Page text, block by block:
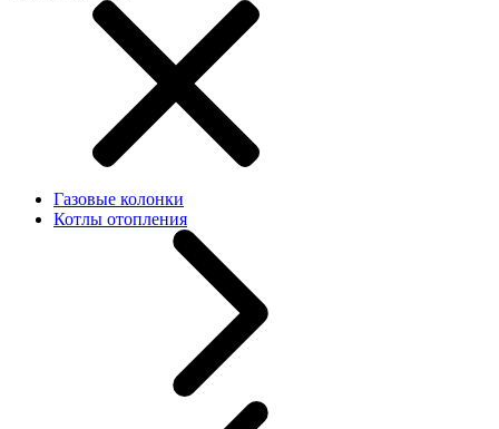
Газовые колонки
Котлы отопления